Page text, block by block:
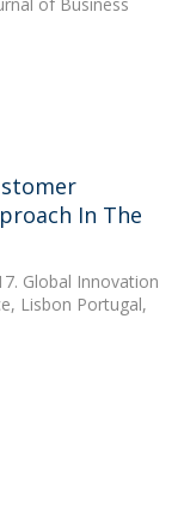
In The
Global Innovation
Lisbon Portugal,